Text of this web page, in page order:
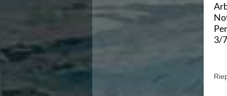
C. F. Verona "Alberto Castagnetti"
C. F. Viterbo
Area Legislativa
Protezione Civile
Privacy
3/